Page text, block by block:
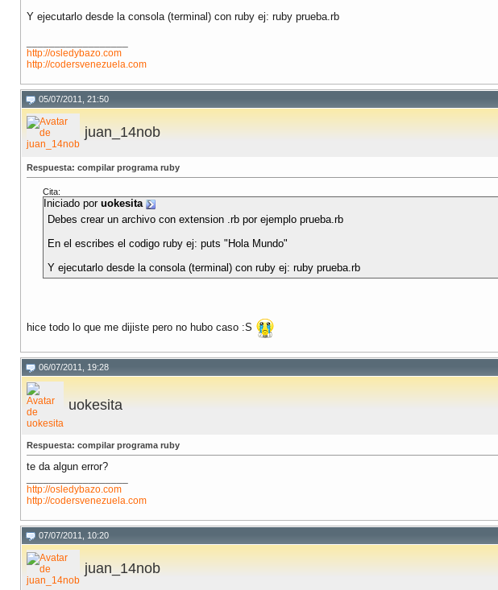
Y ejecutarlo desde la consola (terminal) con ruby ej: ruby prueba.rb
http://osledybazo.com
http://codersvenezuela.com
05/07/2011, 21:50
juan_14nob
Respuesta: compilar programa ruby
Cita:
Iniciado por uokesita
Debes crear un archivo con extension .rb por ejemplo prueba.rb
En el escribes el codigo ruby ej: puts "Hola Mundo"
Y ejecutarlo desde la consola (terminal) con ruby ej: ruby prueba.rb
hice todo lo que me dijiste pero no hubo caso :S
06/07/2011, 19:28
uokesita
Respuesta: compilar programa ruby
te da algun error?
http://osledybazo.com
http://codersvenezuela.com
07/07/2011, 10:20
juan_14nob